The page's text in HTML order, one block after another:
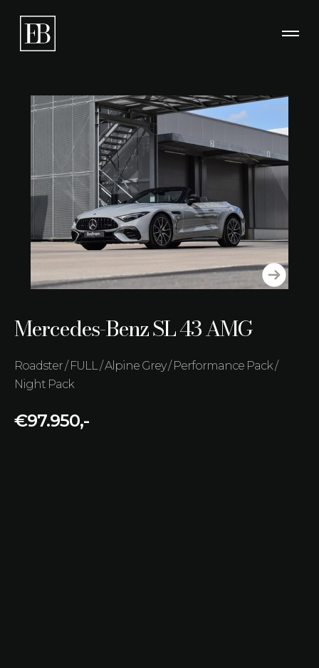
Mercedes-Benz SL 43 AMG
Roadster / FULL / Alpine Grey / Performance Pack /
Night Pack
€97.950,-